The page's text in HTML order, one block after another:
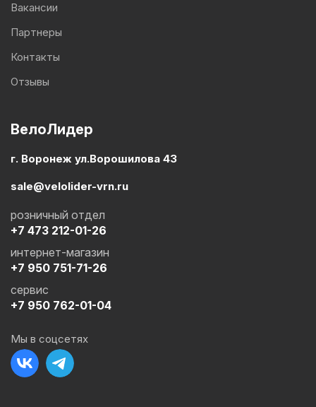
ВелоЛидер
г. Воронеж ул.Ворошилова 43
sale@velolider-vrn.ru
+7 473 212-01-26
розничный отдел
+7 950 751-71-26
интернет-магазин
+7 950 762-01-04
сервис
Мы в соцсетях
Вакансии
Партнеры
Контакты
Отзывы